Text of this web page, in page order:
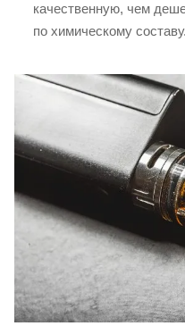
качественную, чем
по химическому составу.